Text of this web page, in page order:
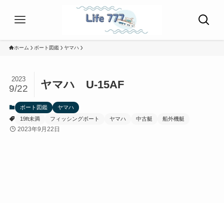
ホーム ボート図鑑 ヤマハ
ヤマハ U-15AF
2023
9/22
ボート図鑑
ヤマハ
19ft未満
フィッシングボート ヤマハ 中古艇 船外機艇
2023年9月22日